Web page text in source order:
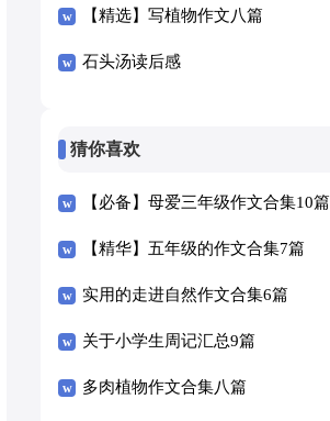
【精选】写植物作文八篇
石头汤读后感
猜你喜欢
【必备】母爱三年级作文合集10篇
【精华】五年级的作文合集7篇
实用的走进自然作文合集6篇
关于小学生周记汇总9篇
多肉植物作文合集八篇